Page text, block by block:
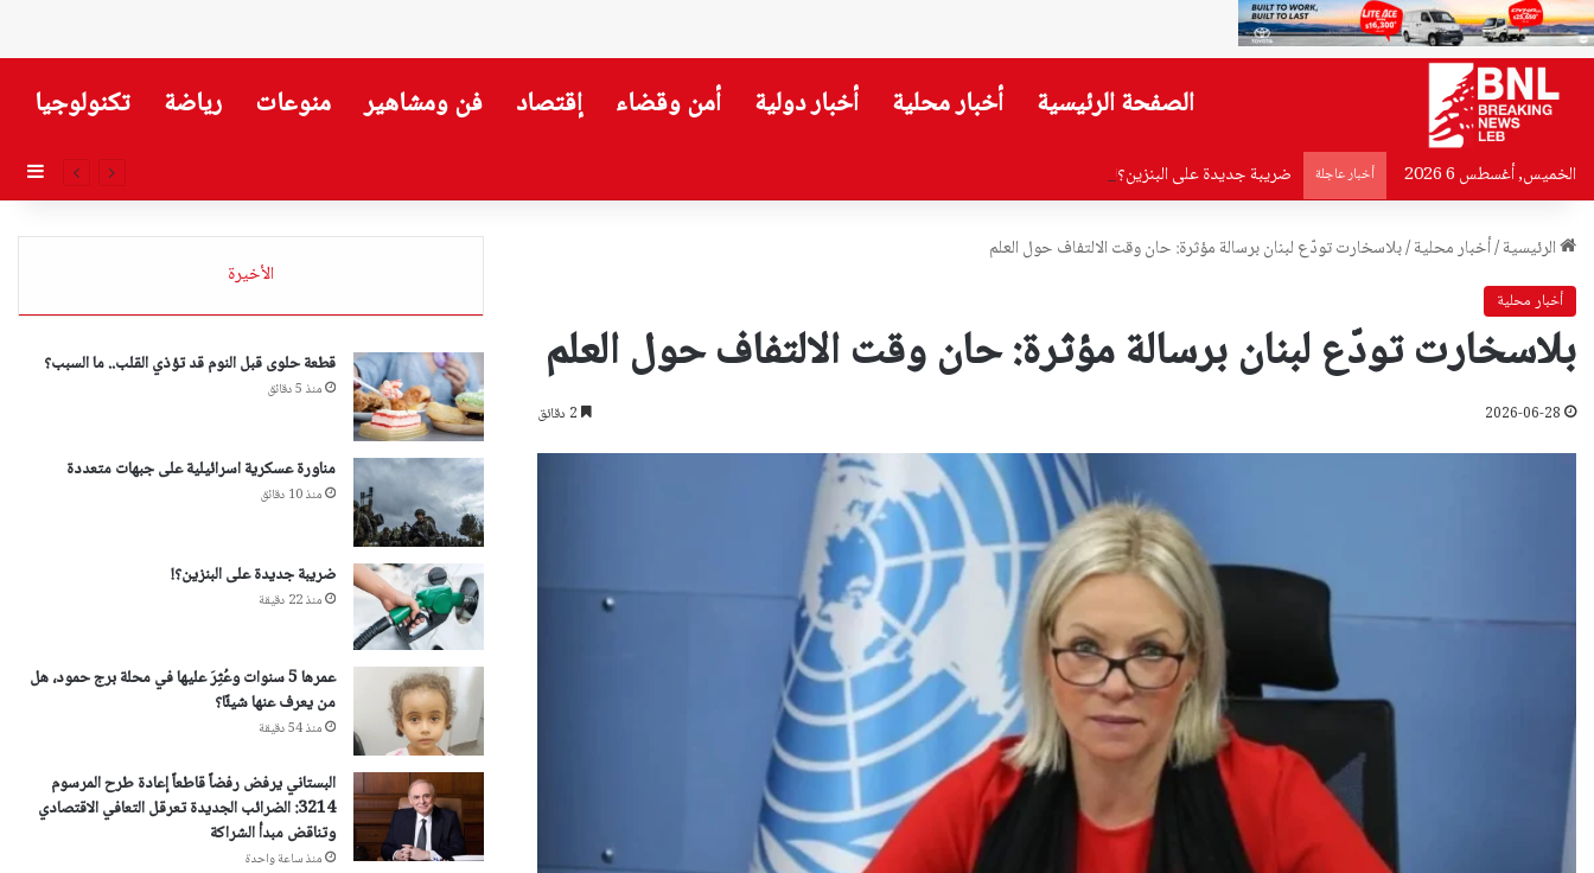
الصفحة الرئيسية أخبار محلية أخبار دولية أمن وقضاء إقتصاد فن ومشاهير منوعات رياضة تكنولوجيا
الخميس, أغسطس 6 2026 أخبار عاجلة ضريبة جديدة على البنزين؟!
الرئيسية/أخبار محلية/بلاسخارت تودّع لبنان برسالة مؤثرة: حان وقت الالتفاف حول العلم
أخبار محلية
بلاسخارت تودّع لبنان برسالة مؤثرة: حان وقت الالتفاف حول العلم
2026-06-28
الأخيرة
قطعة حلوى قبل النوم قد تؤذي القلب.. ما السبب؟
منذ 5 دقائق
مناورة عسكرية اسرائيلية على جبهات متعددة
منذ 10 دقائق
ضريبة جديدة على البنزين؟!
منذ 22 دقيقة
عمرها 5 سنوات وعُثِرَ عليها في محلة برج حمود، هل
من يعرف عنها شيئًا؟
منذ 54 دقيقة
البستاني يرفض رفضاً قاطعاً إعادة طرح المرسوم
3214: الضرائب الجديدة تعرقل التعافي الاقتصادي
وتناقض مبدأ الشراكة
منذ ساعة واحدة